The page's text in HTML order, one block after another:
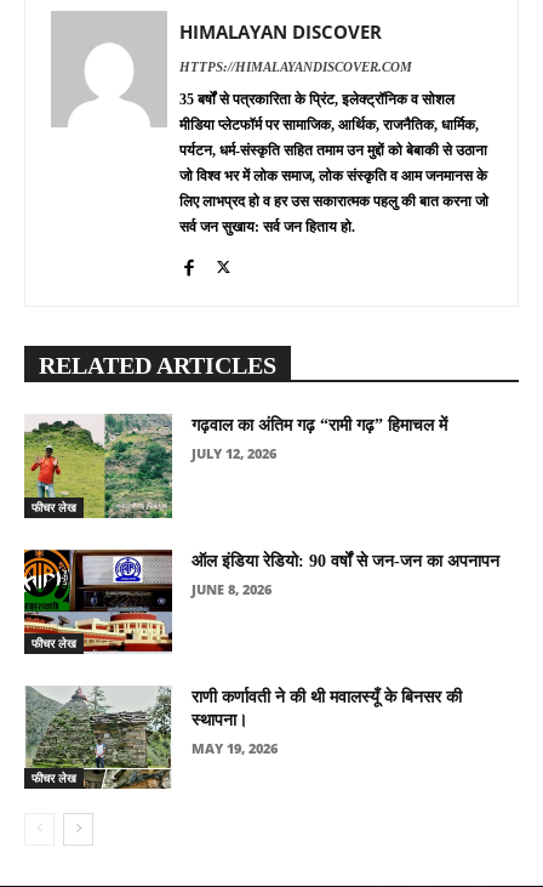
HIMALAYAN DISCOVER
HTTPS://HIMALAYANDISCOVER.COM
35 बर्षों से पत्रकारिता के प्रिंट, इलेक्ट्रॉनिक व सोशल
मीडिया प्लेटफॉर्म पर सामाजिक, आर्थिक, राजनैतिक, धार्मिक,
पर्यटन, धर्म-संस्कृति सहित तमाम उन मुद्दों को बेबाकी से उठाना
जो विश्व भर में लोक समाज, लोक संस्कृति व आम जनमानस के
लिए लाभप्रद हो व हर उस सकारात्मक पहलु की बात करना जो
सर्व जन सुखाय: सर्व जन हिताय हो.
RELATED ARTICLES
फीचर लेख
गढ़वाल का अंतिम गढ़ “रामी गढ़” हिमाचल में
JULY 12, 2026
फीचर लेख
ऑल इंडिया रेडियो: 90 वर्षों से जन-जन का अपनापन
JUNE 8, 2026
फीचर लेख
राणी कर्णावती ने की थी मवालस्यूँ के बिनसर की
स्थापना।
MAY 19, 2026